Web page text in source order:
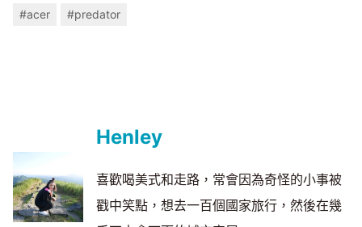
#acer #predator
Henley
喜歡喝美式和走路，常會因為奇怪的小事被
戳中笑點，想去一百個國家旅行，然後在幾